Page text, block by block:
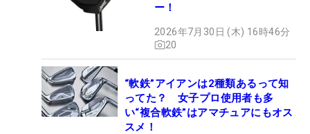
ー！
2026年7月30日 (木) 16時46分
20
“軟鉄”アイアンは2種類あるって知
ってた？ 女子プロ使用者も多
い“複合軟鉄”はアマチュアにもオス
スメ！